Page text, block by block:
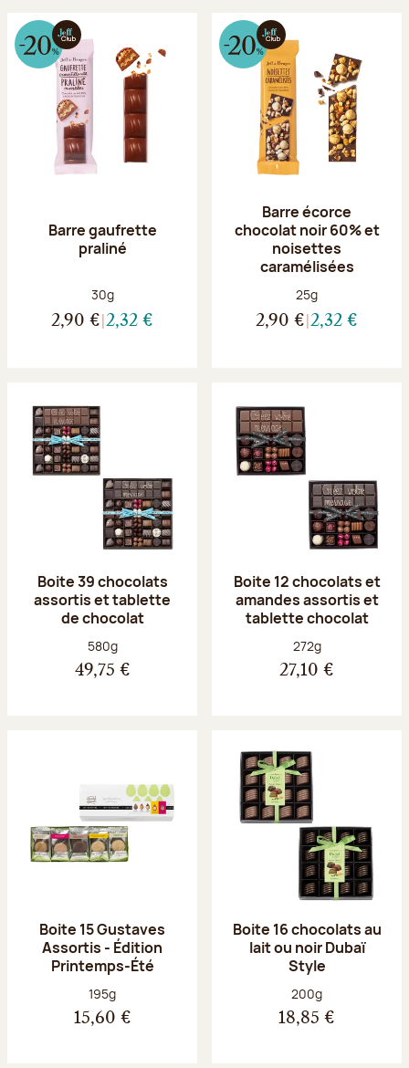
Barre gaufrette
praliné
Poids net :
30g
2,90 € 2,32 €
Barre écorce
chocolat noir 60% et
noisettes
caramélisées
Poids net :
25g
2,90 € 2,32 €
Boite 39 chocolats
assortis et tablette
de chocolat
Poids net :
580g
49,75 €
Boite 12 chocolats et
amandes assortis et
tablette chocolat
Poids net :
272g
27,10 €
Boite 15 Gustaves
Assortis - Édition
Printemps-Été
Poids net :
195g
15,60 €
Boite 16 chocolats au
lait ou noir Dubaï
Style
Poids net :
200g
18,85 €